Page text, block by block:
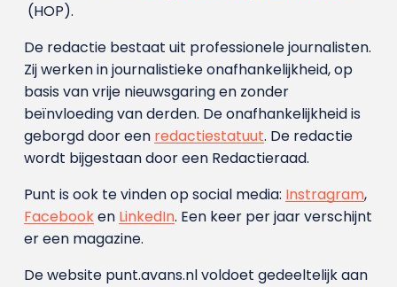
(HOP).
De redactie bestaat uit professionele journalisten.
Zij werken in journalistieke onafhankelijkheid, op
basis van vrije nieuwsgaring en zonder
beïnvloeding van derden. De onafhankelijkheid is
geborgd door een redactiestatuut. De redactie
wordt bijgestaan door een Redactieraad.
Punt is ook te vinden op social media: Instragram,
Facebooken LinkedIn. Een keer per jaar verschijnt
er een magazine.
De website punt.avans.nl voldoet gedeeltelijk aan